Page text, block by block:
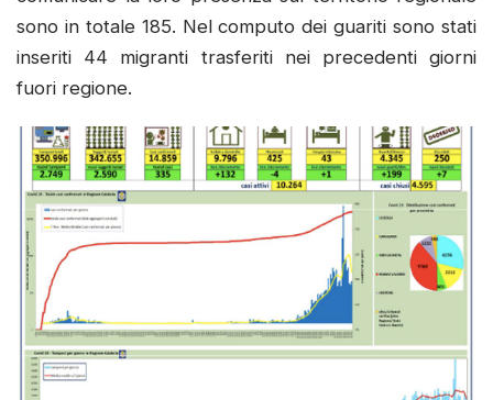
sono in totale 185. Nel computo dei guariti sono stati
inseriti 44 migranti trasferiti nei precedenti giorni
fuori regione.